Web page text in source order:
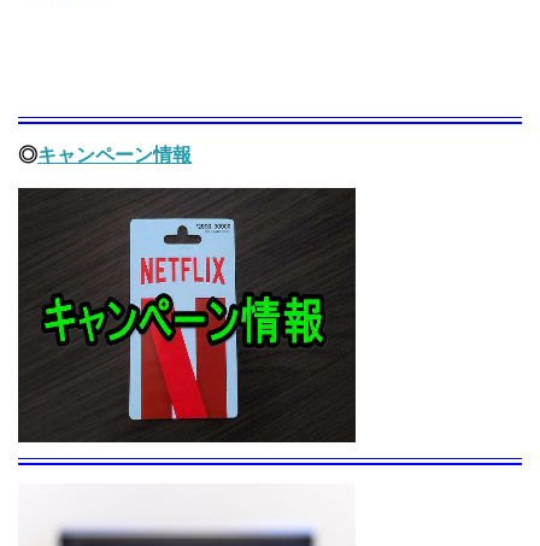
◎キャンペーン情報